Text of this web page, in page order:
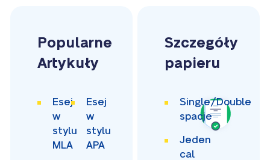
Popularne
Artykuły
Esej
w
stylu
MLA
Esej
w
stylu
APA
Szczegóły
papieru
Single/Double
spacje
Jeden
cal